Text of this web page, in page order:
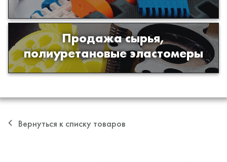
чертежам заказчика
Продажа сырья,
полиуретановые эластомеры
Продажа сырья для производства
изделий из полиуретана
Вернуться к списку товаров